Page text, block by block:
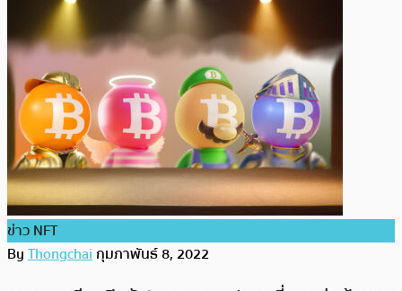
ข่าว NFT
ByThongchaiกุมภาพันธ์ 8, 2022